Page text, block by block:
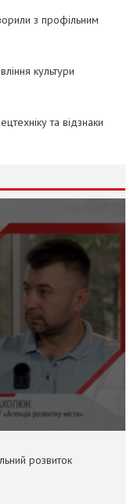
з профільним
культури
та відзнаки
розвиток